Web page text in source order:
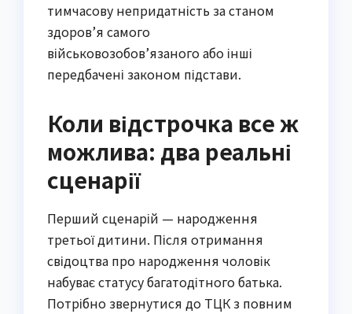
тимчасову непридатність за станом
здоров’я самого
військовозобов’язаного або інші
передбачені законом підстави.
Коли відстрочка все ж
можлива: два реальні
сценарії
Перший сценарій — народження
третьої дитини. Після отримання
свідоцтва про народження чоловік
набуває статусу багатодітного батька.
Потрібно звернутися до ТЦК з повним